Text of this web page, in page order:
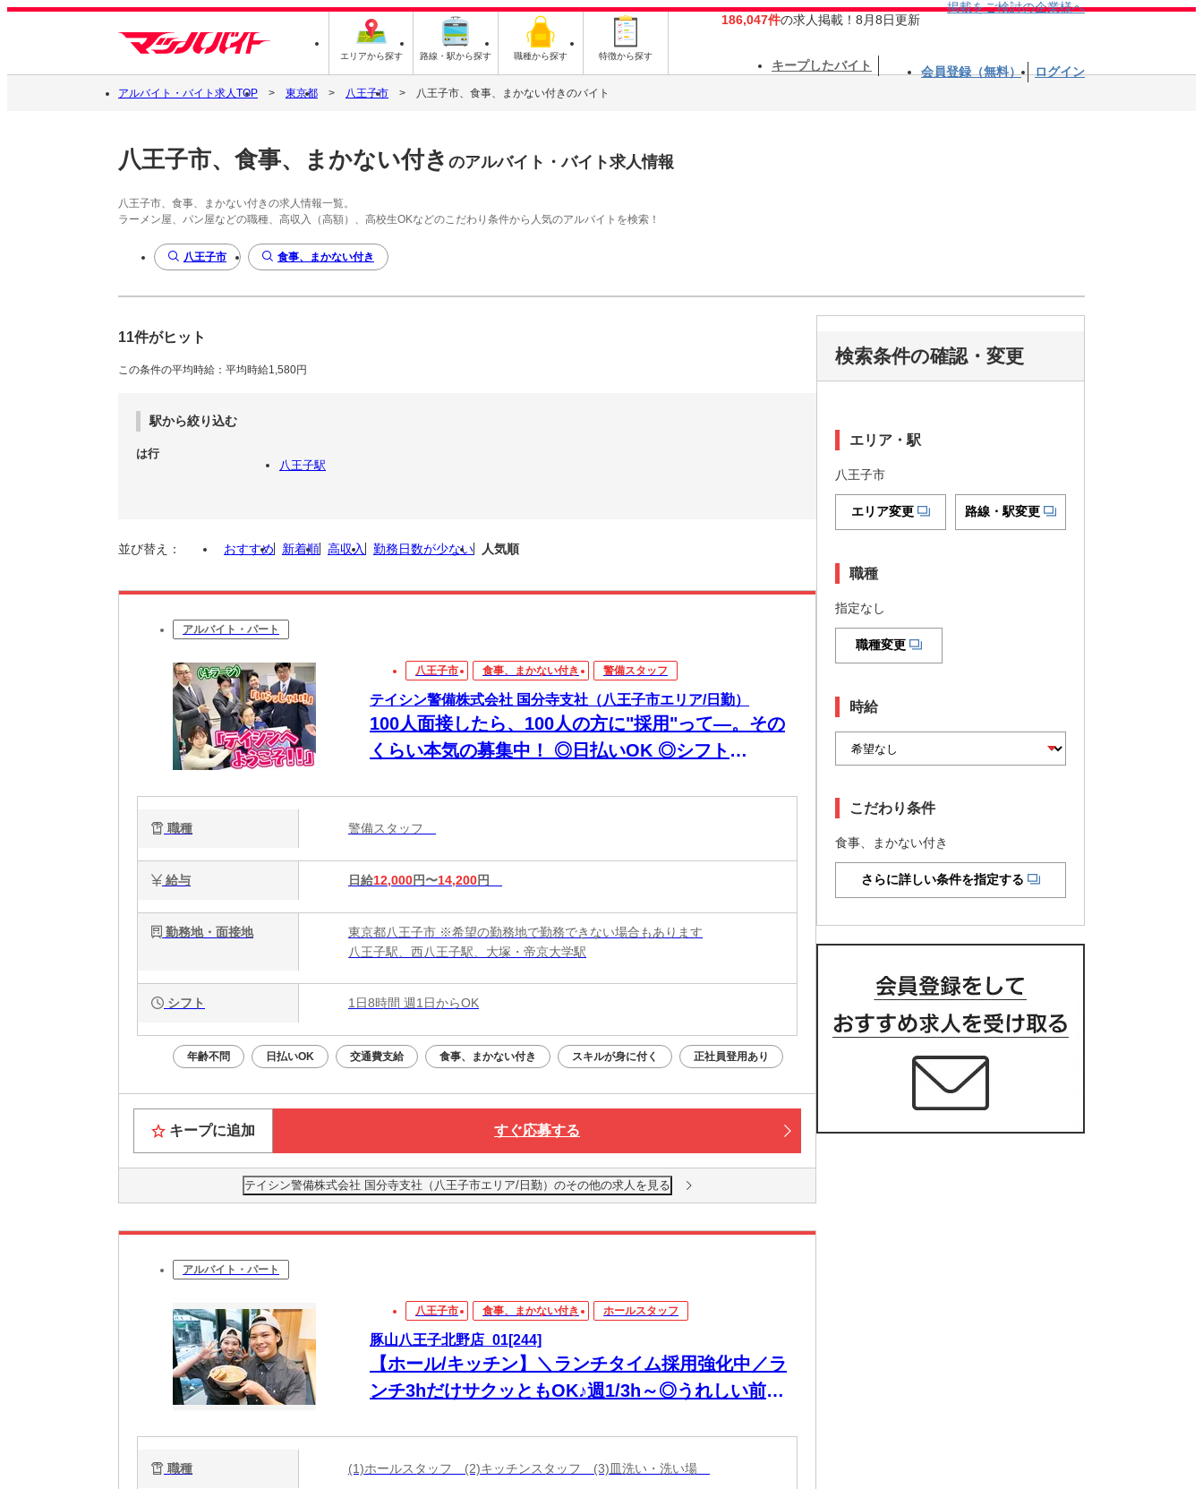
エリアから探す 路線・駅から探す 職種から探す 特徴から探す
186,047件の求人掲載！8月8日更新
掲載をご検討の企業様へ
キープしたバイト 会員登録（無料） ログイン
アルバイト・バイト求人TOP 東京都 八王子市 八王子市、食事、まかない付きのバイト
八王子市、食事、まかない付き のアルバイト・バイト求人情報
八王子市、食事、まかない付きの求人情報一覧。
ラーメン屋、パン屋などの職種、高収入（高額）、高校生OKなどのこだわり条件から人気のアルバイトを検索！
八王子市 食事、まかない付き
11件がヒット
この条件の平均時給：平均時給1,580円
駅から絞り込む
は行
八王子駅
並び替え： おすすめ 新着順 高収入 勤務日数が少ない 人気順
アルバイト・パート
八王子市 食事、まかない付き 警備スタッフ
テイシン警備株式会社 国分寺支社（八王子市エリア/日勤）
100人面接したら、100人の方に"採用"って―。その
くらい本気の募集中！ ◎日払いOK ◎シフト
職種 警備スタッフ
給与 日給12,000円〜14,200円
勤務地・面接地
東京都八王子市 ※希望の勤務地で勤務できない場合もあります
八王子駅、西八王子駅、大塚・帝京大学駅
シフト 1日8時間 週1日からOK
年齢不問 日払いOK 交通費支給 食事、まかない付き スキルが身に付く 正社員登用あり
キープに追加 すぐ応募する
テイシン警備株式会社 国分寺支社（八王子市エリア/日勤）のその他の求人を見る
アルバイト・パート
八王子市 食事、まかない付き ホールスタッフ
豚山八王子北野店_01[244]
【ホール/キッチン】＼ランチタイム採用強化中／ラ
ンチ3hだけサクッともOK♪週1/3h～◎うれしい前払
職種 (1)ホールスタッフ (2)キッチンスタッフ (3)皿洗い・洗い場
検索条件の確認・変更
エリア・駅
八王子市
エリア変更 路線・駅変更
職種
指定なし
職種変更
時給
こだわり条件
食事、まかない付き
さらに詳しい条件を指定する